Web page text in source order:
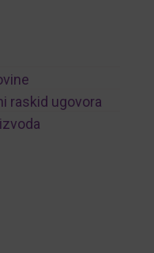
raskid ugovora